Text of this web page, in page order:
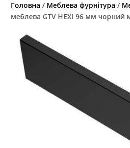
Головна / Меблева фурнітура /
меблева GTV HEXI 96 мм чорний